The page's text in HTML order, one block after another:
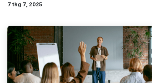
7 thg 7, 2025